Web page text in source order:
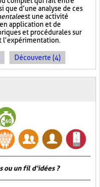
que d’une analyse de ces
est une activité
application et de
et procédurales sur
l’expérimentation.
Découverte (4)
ou un fil d’idées ?